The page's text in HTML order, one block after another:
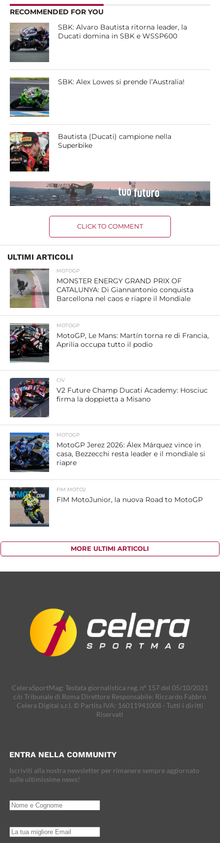
RECOMMENDED FOR YOU
SBK: Alvaro Bautista ritorna leader, la
Ducati domina in SBK e WSSP600
SBK: Alex Lowes si prende l’Australia!
Bautista (Ducati) campione nella
Superbike
CLICK TO COMMENT
ULTIMI ARTICOLI
MOTOGP
MONSTER ENERGY GRAND PRIX OF
CATALUNYA: Di Giannantonio conquista
Barcellona nel caos e riapre il Mondiale
MOTOGP
MotoGP, Le Mans: Martín torna re di Francia,
Aprilia occupa tutto il podio
CIV
V2 Future Champ Ducati Academy: Hosciuc
firma la doppietta a Misano
MOTOGP
MotoGP Jerez 2026: Álex Márquez vince in
casa, Bezzecchi resta leader e il mondiale si
riapre
FIM MOTO2
FIM MotoJunior, la nuova Road to MotoGP
MORE ULTIMI ARTICOLI
CeleraSportMag: Testata giornalistica reg. n° 157 del 05/10/2021
c/o Tribunale di Roma Direttore Responsabile: Riccardo Fabbro
Celera Digital s.r.l. © Partita IVA: 16011941008 - Tutti i diritti
Riservati
ENTRA NELLA COMMUNITY
Iscriviti alla nostra newsletter per rimanere sempre aggiornato
sulle ultimissime news!